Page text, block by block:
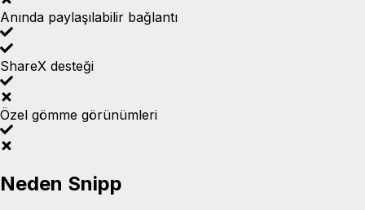
Anında paylaşılabilir bağlantı
ShareX desteği
Özel gömme görünümleri
Neden Snipp